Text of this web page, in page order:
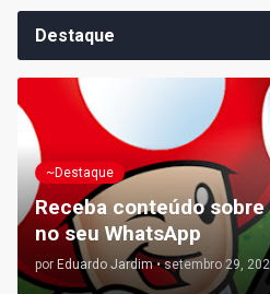
Destaque
~Destaque
Receba conteúdo sobre
no seu WhatsApp
por Eduardo Jardim • setembro 29,